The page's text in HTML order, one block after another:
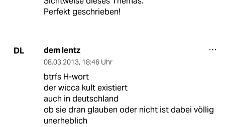
Perfekt geschrieben!
DL dem lentz
08.03.2013, 18:46 Uhr
btrfs H-wort
der wicca kult existiert
auch in deutschland
ob sie dran glauben oder nicht ist dabei völlig
unerheblich